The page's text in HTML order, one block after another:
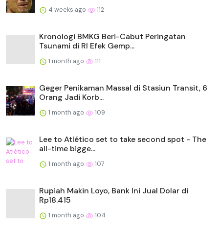
4 weeks ago 112
Kronologi BMKG Beri-Cabut Peringatan
Tsunami di RI Efek Gemp...
1 month ago 111
Geger Penikaman Massal di Stasiun Transit, 6
Orang Jadi Korb...
1 month ago 109
Lee to Atlético set to take second spot - The
all-time bigge...
1 month ago 107
Rupiah Makin Loyo, Bank Ini Jual Dolar di
Rp18.415
1 month ago 104